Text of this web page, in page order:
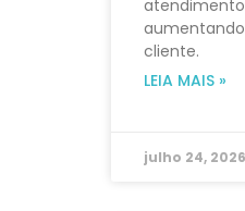
cliente.
LEIA MAIS »
julho 24, 2026